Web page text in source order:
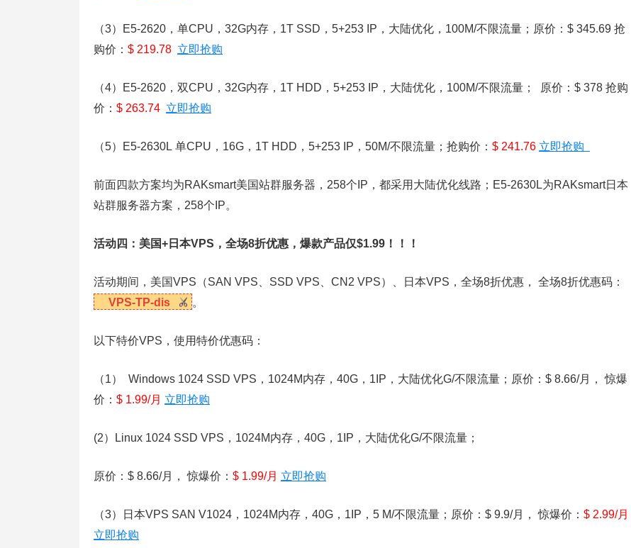
（3）E5-2620，单CPU，32G内存，1T SSD，5+253 IP，大陆优化，100M/不限流量；原价：$ 345.69 抢
购价： $ 219.78 立即抢购
（4）E5-2620，双CPU，32G内存，1T HDD，5+253 IP，大陆优化，100M/不限流量； 原价：$ 378 抢购
价： $ 263.74 立即抢购
（5）E5-2630L 单CPU，16G，1T HDD，5+253 IP，50M/不限流量；抢购价： $ 241.76 立即抢购
前面四款方案均为RAKsmart美国站群服务器，258个IP，都采用大陆优化线路；E5-2630L为RAKsmart日本
站群服务器方案，258个IP。
活动四：美国+日本VPS，全场8折优惠，爆款产品仅$1.99！！！
活动期间，美国VPS（SAN VPS、SSD VPS、CN2 VPS）、日本VPS，全场8折优惠， 全场8折优惠码：
VPS-TP-dis
。
以下特价VPS，使用特价优惠码：
（1） Windows 1024 SSD VPS，1024M内存，40G，1IP，大陆优化G/不限流量；原价：$ 8.66/月， 惊爆
价： $ 1.99/月 立即抢购
(2）Linux 1024 SSD VPS，1024M内存，40G，1IP，大陆优化G/不限流量；
原价：$ 8.66/月， 惊爆价： $ 1.99/月 立即抢购
（3）日本VPS SAN V1024，1024M内存，40G，1IP，5 M/不限流量；原价：$ 9.9/月， 惊爆价： $ 2.99/月
立即抢购